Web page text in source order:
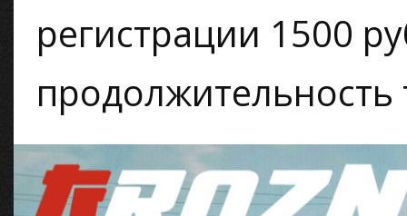
регистрации 1500
продолжительность